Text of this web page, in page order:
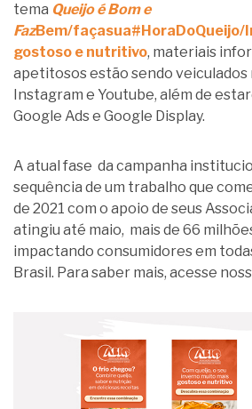
tema Queijo é Bom e
FazBem/façasua#HoraDoQueijo/
gostoso e nutritivo, materiais
apetitosos estão sendo veiculados
Instagram e Youtube, além de
Google Ads e Google Display.
A atual fase da campanha
sequência de um trabalho que
de 2021 com o apoio de seus
atingiu até maio, mais de 66
impactando consumidores em
Brasil. Para saber mais, acesse